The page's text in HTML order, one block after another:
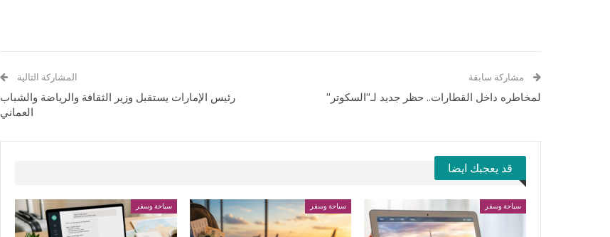
مشاركة سابقة
لمخاطره داخل القطارات.. حظر جديد لـ”السكوتر”
المشاركة التالية
رئيس الإمارات يستقبل وزير الثقافة والرياضة والشباب
العماني
قد يعجبك ايضا
سياحة وسفر سياحة وسفر سياحة وسفر